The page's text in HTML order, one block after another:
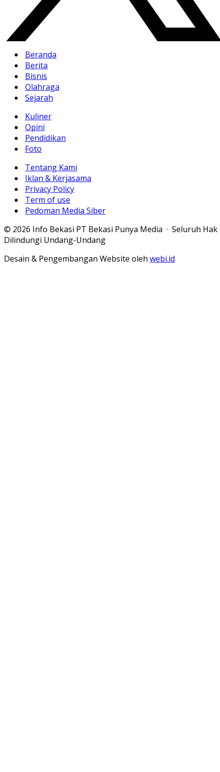
Beranda
Berita
Bisnis
Olahraga
Sejarah
Kuliner
Opini
Pendidikan
Foto
Tentang Kami
Iklan & Kerjasama
Privacy Policy
Term of use
Pedoman Media Siber
© 2026 Info Bekasi PT Bekasi Punya Media · Seluruh Hak
Dilindungi Undang-Undang
Desain & Pengembangan Website oleh webi.id